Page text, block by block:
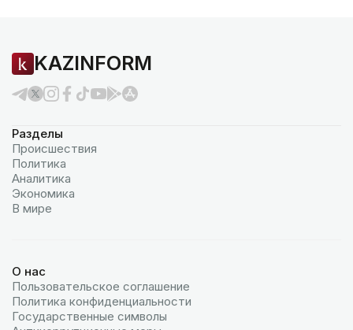
KAZINFORM
Разделы
Происшествия
Политика
Аналитика
Экономика
В мире
О нас
Пользовательское соглашение
Политика конфиденциальности
Государственные символы